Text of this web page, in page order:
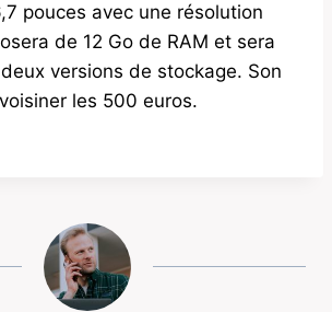
pouces avec une résolution
de 12 Go de RAM et sera
versions de stockage. Son
les 500 euros.